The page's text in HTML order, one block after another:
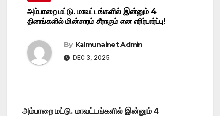
அம்பாறை மட்டு. மாவட்டங்களில் இன்னும் 4
தினங்களில் மின்சாரம் சீராகும் என எரிர்பார்ப்பு!
By Kalmunainet Admin
DEC 3, 2025
அம்பாறை மட்டு. மாவட்டங்களில் இன்னும் 4